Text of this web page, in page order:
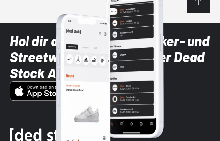
Hol dir die neuesten Sneaker- und
Streetwear-Brands mit der Dead
Stock App